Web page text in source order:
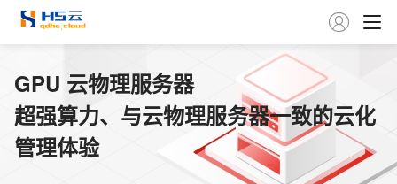

GPU 云物理服务器
超强算力、与云物理服务器一致的云化
管理体验